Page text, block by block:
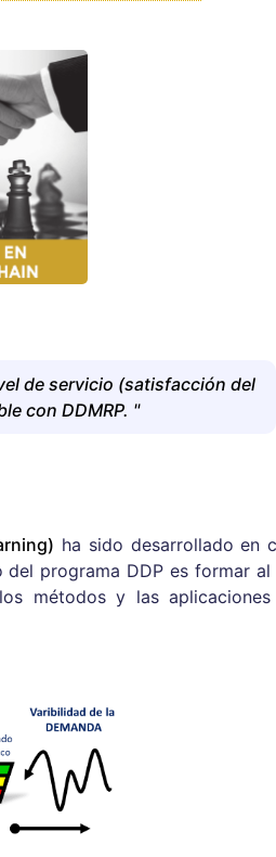
de servicio (satisfacción del
con DDMRP. "
ha sido desarrollado en
programa DDP es formar
métodos y las aplicaciones